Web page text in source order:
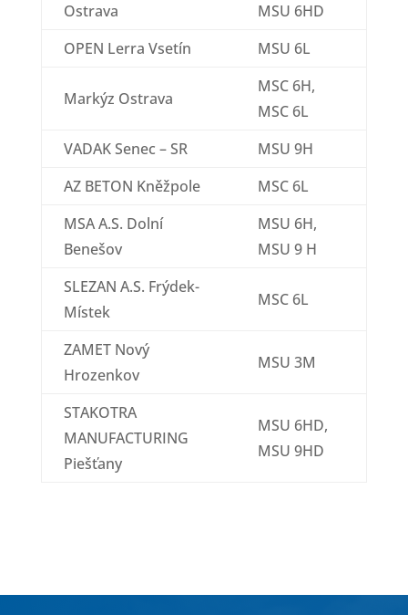
Ostrava
MSU 6HD
OPEN Lerra Vsetín
MSU 6L
Markýz Ostrava
MSC 6H,
MSC 6L
VADAK Senec – SR
MSU 9H
AZ BETON Kněžpole
MSC 6L
MSA A.S. Dolní
Benešov
MSU 6H,
MSU 9 H
SLEZAN A.S. Frýdek-
Místek
MSC 6L
ZAMET Nový
Hrozenkov
MSU 3M
STAKOTRA
MANUFACTURING
Piešťany
MSU 6HD,
MSU 9HD